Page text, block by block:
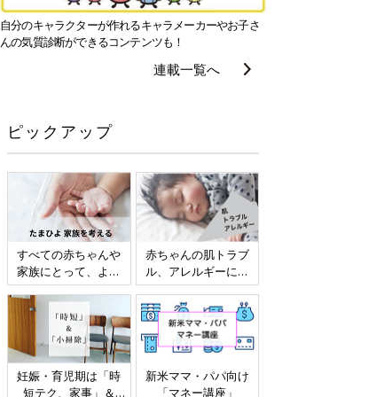
自分のキャラクターが作れるキャラメーカーやお子さ
んの気質診断ができるコンテンツも！
連載一覧へ
ピックアップ
すべての赤ちゃんや
家族にとって、より
よい社会・環境とな
ることをめざしてさ
まざまな課題を取材
し、発信していきま
す
赤ちゃんの肌トラブ
ル、アレルギーにつ
いて
妊娠・育児期は「時
短テク、家事」＆
新米ママ・パパ向け
「マネー講座」